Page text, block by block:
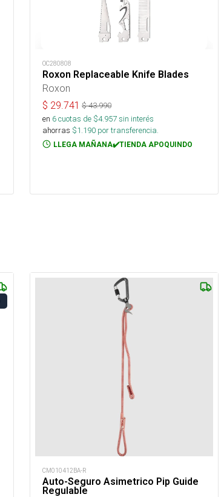
OC280808
Roxon Replaceable Knife Blades
Roxon
$ 29.741 $43.990
en 6cuotas de $4.957sin interés
ahorras $1.190 por transferencia.
LLEGA MAÑANA✔️TIENDA APOQUINDO
CM010412BA-R
Auto-Seguro Asimetrico Pip Guide
Regulable